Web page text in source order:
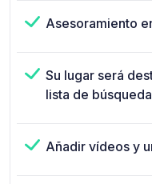
Asesoramiento
Su lugar será
lista de
Añadir vídeos y